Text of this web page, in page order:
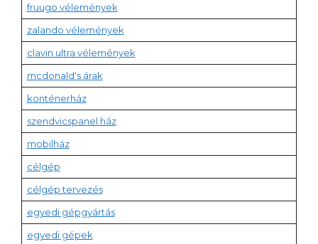
fruugo vélemények
zalando vélemények
clavin ultra vélemények
mcdonald's árak
konténerház
szendvicspanel ház
mobilház
célgép
célgép tervezés
egyedi gépgyártás
egyedi gépek